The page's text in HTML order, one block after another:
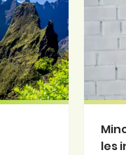
les